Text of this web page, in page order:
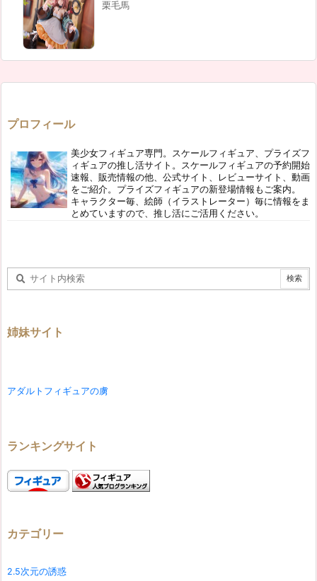
栗毛馬
プロフィール
美少女フィギュア専門。スケールフィギュア、プライズフ
ィギュアの推し活サイト。スケールフィギュアの予約開始
速報、販売情報の他、公式サイト、レビューサイト、動画
をご紹介。プライズフィギュアの新登場情報もご案内。
キャラクター毎、絵師（イラストレーター）毎に情報をま
とめていますので、推し活にご活用ください。
姉妹サイト
アダルトフィギュアの虜
ランキングサイト
カテゴリー
2.5次元の誘惑